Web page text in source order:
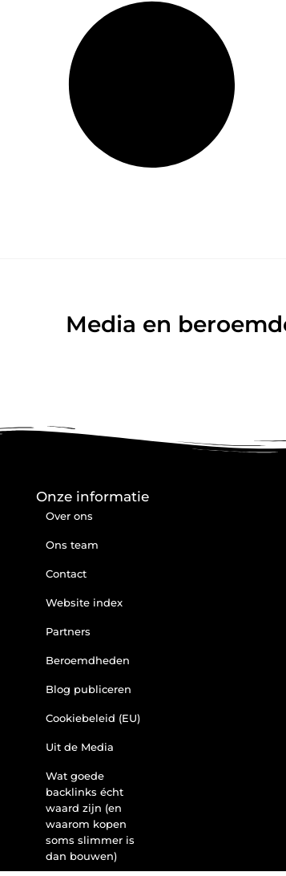
Media en
Onze informatie
Over ons
Ons team
Contact
Website index
Partners
Beroemdheden
Blog publiceren
Cookiebeleid (EU)
Uit de Media
Wat goede
backlinks écht
waard zijn (en
waarom kopen
soms slimmer is
dan bouwen)